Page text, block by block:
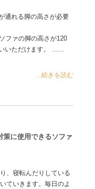
通れる脚の高さが必要
ファの脚の高さが120
いただけます。 ……
...続きを読む
策に使用できるソファ
、寝転んだりしている
ていきます。毎日のよ